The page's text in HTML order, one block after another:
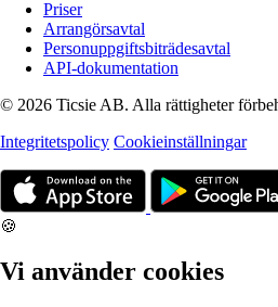
Priser
Arrangörsavtal
Personuppgiftsbiträdesavtal
API-dokumentation
© 2026 Ticsie AB. Alla rättigheter
Integritetspolicy Cookieinställningar
🍪
Vi använder cookies